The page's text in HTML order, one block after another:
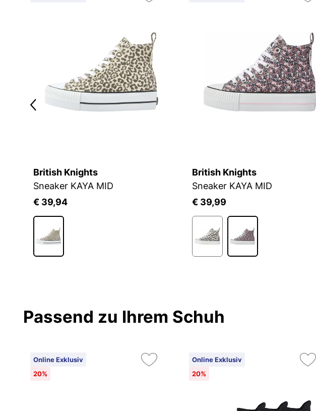
British Knights
Sneaker KAYA MID
€ 39,94
British Knights
Sneaker KAYA MID
€ 39,99
Passend zu Ihrem Schuh
Online Exklusiv
20%
Online Exklusiv
20%